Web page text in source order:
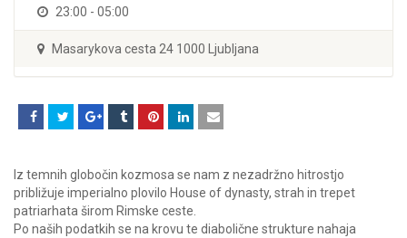
23:00 - 05:00
Masarykova cesta 24 1000 Ljubljana
Iz temnih globočin kozmosa se nam z nezadržno hitrostjo
približuje imperialno plovilo House of dynasty, strah in trepet
patriarhata širom Rimske ceste.
Po naših podatkih se na krovu te diabolične strukture nahaja